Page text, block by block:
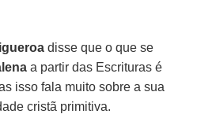
disse que o que se
a partir das Escrituras é
isso fala muito sobre a sua
cristã primitiva.